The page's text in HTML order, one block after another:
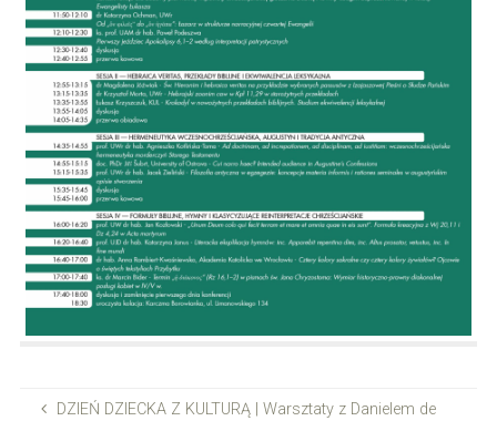
DZIEŃ DZIECKA Z KULTURĄ | Warsztaty z Danielem de